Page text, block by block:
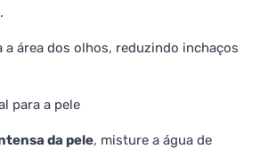
a área dos olhos, reduzindo inchaços
para a pele
da pele, misture a água de